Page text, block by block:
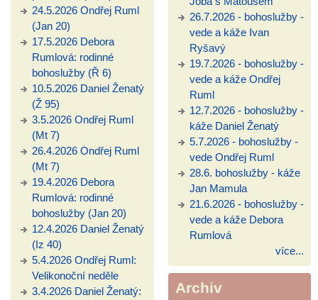
24.5.2026 Ondřej Ruml
(Jan 20)
17.5.2026 Debora
Rumlová: rodinné
bohoslužby (Ř 6)
10.5.2026 Daniel Ženatý
(Ž 95)
3.5.2026 Ondřej Ruml
(Mt 7)
26.4.2026 Ondřej Ruml
(Mt 7)
19.4.2026 Debora
Rumlová: rodinné
bohoslužby (Jan 20)
12.4.2026 Daniel Ženatý
(Iz 40)
5.4.2026 Ondřej Ruml:
Velikonoční neděle
3.4.2026 Daniel Ženatý:
26.7.2026 - bohoslužby -
vede a káže Ivan
Ryšavý
19.7.2026 - bohoslužby -
vede a káže Ondřej
Ruml
12.7.2026 - bohoslužby -
káže Daniel Ženatý
5.7.2026 - bohoslužby -
vede Ondřej Ruml
28.6. bohoslužby - káže
Jan Mamula
21.6.2026 - bohoslužby -
vede a káže Debora
Rumlová
více...
Archiv